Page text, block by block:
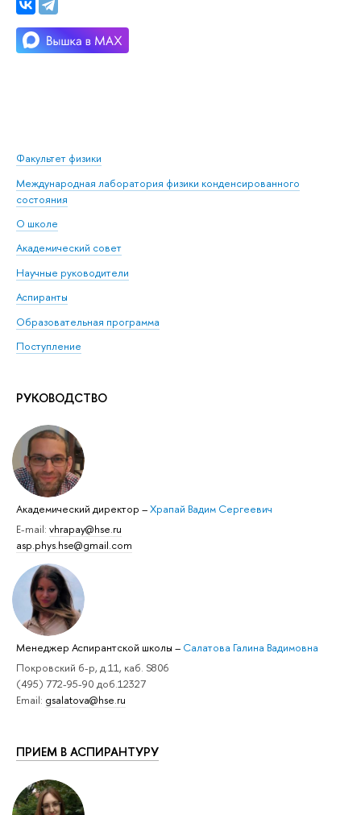
Факультет физики
Международная лаборатория физики конденсированного
состояния
О школе
Академический совет
Научные руководители
Аспиранты
Образовательная программа
Поступление
РУКОВОДСТВО
Академический директор –Храпай Вадим Сергеевич
E-mail: vhrapay@hse.ru
asp.phys.hse@gmail.com
Менеджер Аспирантской школы – Салатова Галина Вадимовна
Покровский б-р, д.11, каб. S806
(495) 772-95-90 доб.12327
Email: gsalatova@hse.ru
ПРИЕМ В АСПИРАНТУРУ